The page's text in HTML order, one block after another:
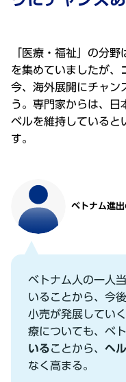
「医療・福祉」の分
を集めていましたが、
今、海外展開にチャン
う。専⾨家からは、⽇
ベルを維持していると
す。
ベトナム進
ベトナム⼈の⼀⼈
いることから、今
⼩売が発展してい
療についても、ベ
いることから、 ヘ
なく⾼まる。